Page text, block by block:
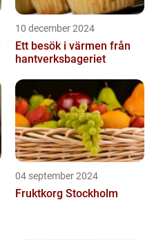
10 december 2024
Ett besök i värmen från
hantverksbageriet
04 september 2024
Fruktkorg Stockholm